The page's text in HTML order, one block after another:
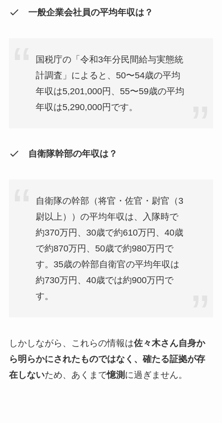
一般企業会社員の平均年収は？
国税庁の「令和3年分民間給与実態統
計調査」によると、50〜54歳の平均
年収は5,201,000円、55〜59歳の平均
年収は5,290,000円です。
自衛隊幹部の年収は？
自衛隊の幹部（将官・佐官・尉官（3
尉以上））の平均年収は、入隊時で
約370万円、30歳で約610万円、40歳
で約870万円、50歳で約980万円で
す。 35歳の幹部自衛官の平均年収は
約730万円、40歳では約900万円で
す。
しかしながら、これらの情報は佐々木さん自身か
ら明らかにされたものではなく、確たる証拠が存
在しないため、あくまで憶測 に過ぎません。